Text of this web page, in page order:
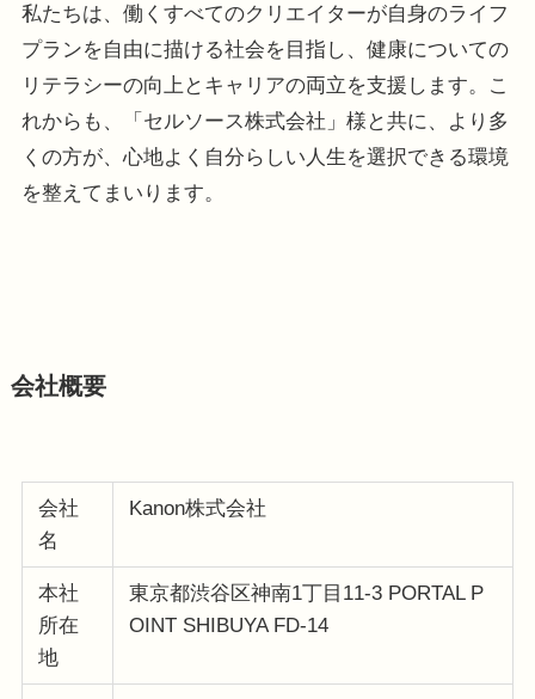
私たちは、働くすべてのクリエイターが自身のライフ
プランを自由に描ける社会を目指し、健康についての
リテラシーの向上とキャリアの両立を支援します。こ
れからも、「セルソース株式会社」様と共に、より多
くの方が、心地よく自分らしい人生を選択できる環境
を整えてまいります。
会社概要
会社
名
Kanon株式会社
本社
所在
地
東京都渋谷区神南1丁目11-3 PORTAL P
OINT SHIBUYA FD-14